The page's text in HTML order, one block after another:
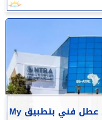
تنظيم الاتصالات في مصر: عدم وجود أي عطل فني بتطبيق My